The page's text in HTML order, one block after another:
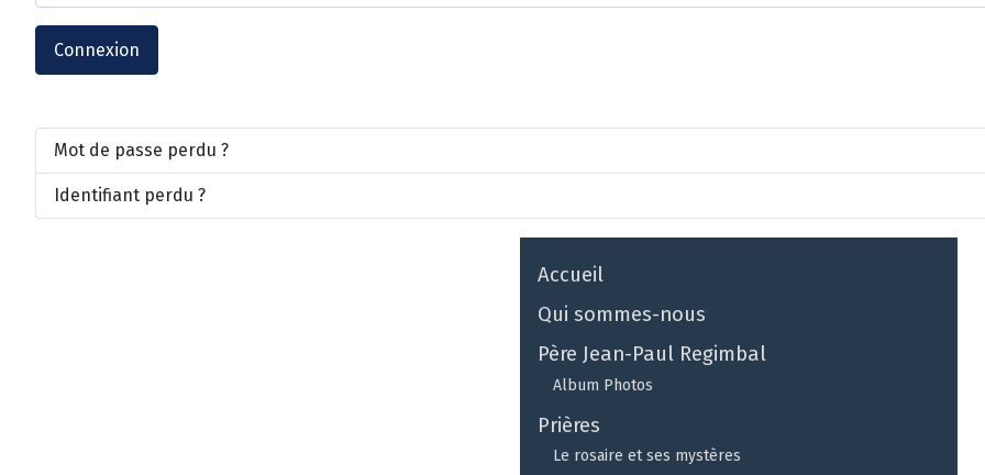
Accueil
Qui sommes-nous
Père Jean-Paul Regimbal
Album Photos
Prières
Le rosaire et ses mystères
Connexion
Mot de passe perdu ?
Identifiant perdu ?